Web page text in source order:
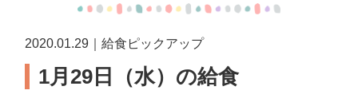
2020.01.29｜給食ピックアップ
1月29日（水）の給食